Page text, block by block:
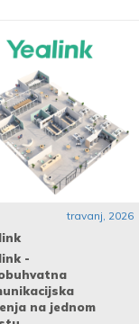
travanj, 2026
-
na jednom